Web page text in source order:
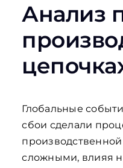
Анализ
Глобальные
сбои сделали
сложными, влияя